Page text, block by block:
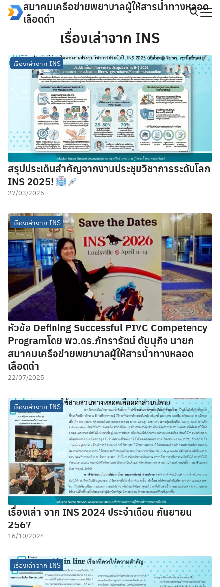
Skip
สมาคมเครือข่ายพยาบาลผู้ให้สารน้ำทางหลอด
เลือดดำ
เรื่องเล่าจาก INS
เรื่องเล่าจาก INS
สรุปประเด็นสำคัญจากงานประชุมวิชาการระดับโลก
INS 2025!
27/03/2026
เรื่องเล่าจาก INS
หัวข้อ Defining Successful PIVC Competency
Programโดย พว.ดร.ภัทรารัตน์ ตันนุกิจ นายก
สมาคมเครือข่ายพยาบาลผู้ให้สารน้ำทางหลอด
เลือดดำ
22/07/2025
เรื่องเล่าจาก INS
เรื่องเล่า จาก INS 2024 ประจำเดือน กันยายน
2567
16/10/2024
เรื่องเล่าจาก INS